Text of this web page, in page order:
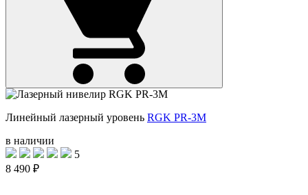
Линейный лазерный уровень RGK PR-3M
в наличии
5
8 490 ₽